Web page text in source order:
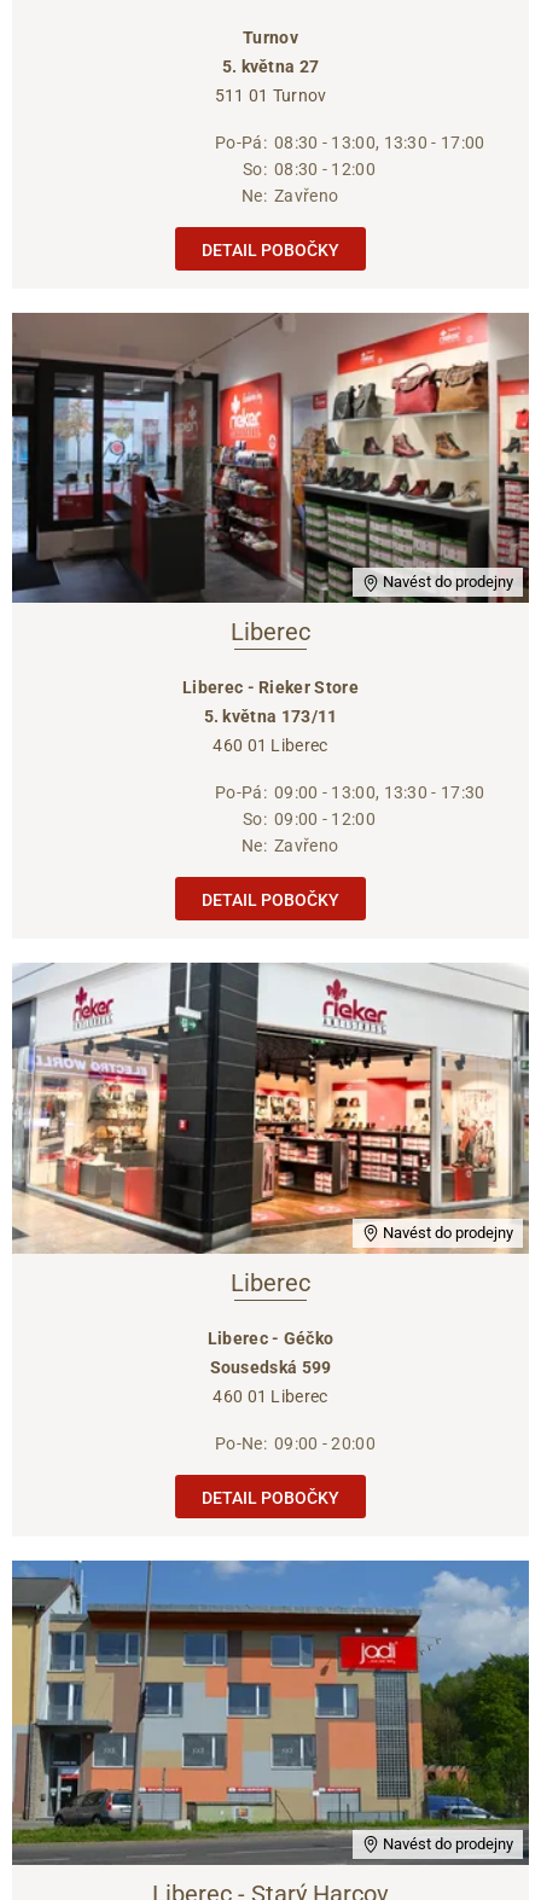
Turnov
5. května 27
511 01 Turnov
Po-Pá: 08:30 - 13:00, 13:30 - 17:00
So: 08:30 - 12:00
Ne: Zavřeno
DETAIL POBOČKY
Navést do prodejny
Liberec
Liberec - Rieker Store
5. května 173/11
460 01 Liberec
Po-Pá: 09:00 - 13:00, 13:30 - 17:30
So: 09:00 - 12:00
Ne: Zavřeno
DETAIL POBOČKY
Navést do prodejny
Liberec
Liberec - Géčko
Sousedská 599
460 01 Liberec
Po-Ne: 09:00 - 20:00
DETAIL POBOČKY
Navést do prodejny
Liberec - Starý Harcov